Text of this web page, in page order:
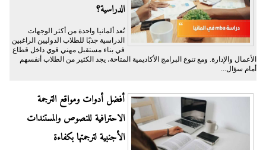
الدراسية؟
تُعد ألمانيا واحدة من أكثر الوجهات
الدراسية جذبًا للطلاب الدوليين الراغبين
في بناء مستقبل مهني قوي داخل قطاع
الأعمال والإدارة. ومع تنوع البرامج الأكاديمية المتاحة، يجد الكثير من الطلاب أنفسهم
أمام سؤال...
أفضل أدوات ومواقع الترجمة
الاحترافية للنصوص والمستندات
الأجنبية لترجمتها بكفاءة